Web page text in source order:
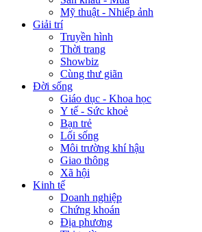
Mỹ thuật - Nhiếp ảnh
Giải trí
Truyền hình
Thời trang
Showbiz
Cùng thư giãn
Đời sống
Giáo dục - Khoa học
Y tế - Sức khoẻ
Bạn trẻ
Lối sống
Môi trường khí hậu
Giao thông
Xã hội
Kinh tế
Doanh nghiệp
Chứng khoán
Địa phương